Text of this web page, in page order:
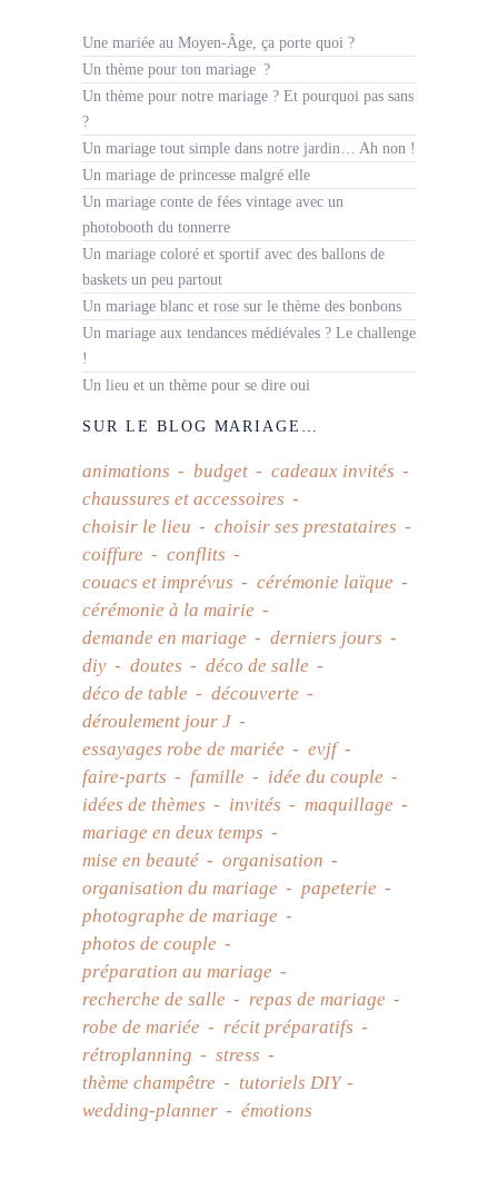
Une mariée au Moyen-Âge, ça porte quoi ?
Un thème pour ton mariage ?
Un thème pour notre mariage ? Et pourquoi pas sans
?
Un mariage tout simple dans notre jardin… Ah non !
Un mariage de princesse malgré elle
Un mariage conte de fées vintage avec un
photobooth du tonnerre
Un mariage coloré et sportif avec des ballons de
baskets un peu partout
Un mariage blanc et rose sur le thème des bonbons
Un mariage aux tendances médiévales ? Le challenge
!
Un lieu et un thème pour se dire oui
SUR LE BLOG MARIAGE…
animations budget
cadeaux invités
chaussures et accessoires
choisir le lieu
choisir ses prestataires
coiffure
conflits
couacs et imprévus
cérémonie laïque
cérémonie à la mairie
demande en mariage
derniers jours
diy
doutes
déco de salle
déco de table
découverte
déroulement jour J
essayages robe de mariée
evjf
faire-parts
famille
idée du couple
idées de thèmes
invités
maquillage
mariage en deux temps
mise en beauté
organisation
organisation du mariage
papeterie
photographe de mariage
photos de couple
préparation au mariage
recherche de salle
repas de mariage
robe de mariée
récit préparatifs
rétroplanning
stress
thème champêtre
tutoriels DIY
wedding-planner
émotions